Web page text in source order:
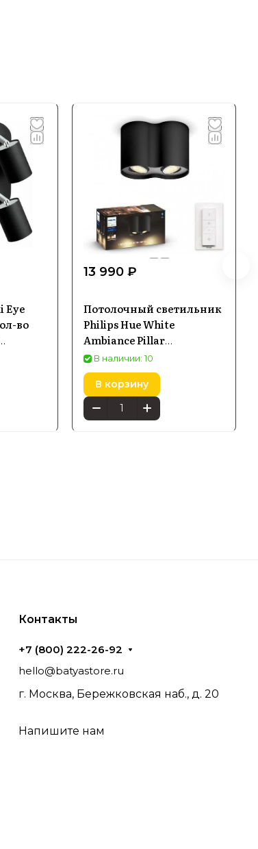
Eye
во
шт.
13 990 ₽
Потолочный светильник
Philips Hue White
Ambiance Pillar
929003046401 Черный
В наличии: 10
В корзину
Контакты
+7 (800) 222-26-92
hello@batyastore.ru
г. Москва, Бережковская наб., д. 20
Напишите нам